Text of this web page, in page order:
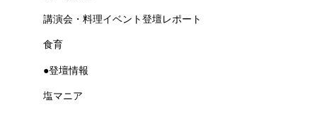
講演会・料理イベント登壇レポート
食育
●登壇情報
塩マニア